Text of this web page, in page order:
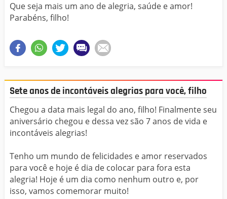
Que seja mais um ano de alegria, saúde e amor!
Parabéns, filho!
Sete anos de incontáveis alegrias para você, filho
Chegou a data mais legal do ano, filho! Finalmente seu
aniversário chegou e dessa vez são 7 anos de vida e
incontáveis alegrias!
Tenho um mundo de felicidades e amor reservados
para você e hoje é dia de colocar para fora esta
alegria! Hoje é um dia como nenhum outro e, por
isso, vamos comemorar muito!